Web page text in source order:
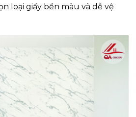
loại giấy bền màu và dễ vệ